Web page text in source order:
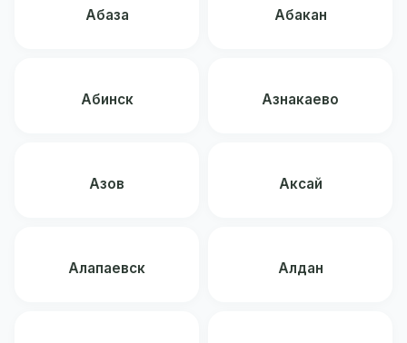
Абаза Абакан
Абинск Азнакаево
Азов Аксай
Алапаевск Алдан